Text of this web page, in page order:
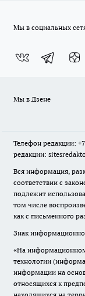
Мы в социальных
Мы в Дзене
Телефон редакции:
редакции:
Вся информация,
соответствии с
подлежит
том числе
как с письменного
Знак
«На
технологии
информации на
относящихся к